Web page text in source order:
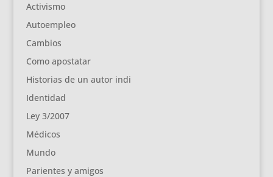
Activismo
Autoempleo
Cambios
Como apostatar
Historias de un autor indi
Identidad
Ley 3/2007
Médicos
Mundo
Parientes y amigos